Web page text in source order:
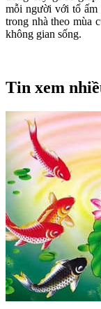
mỗi người với tổ ấm
trong nhà theo mùa
không gian sống.
Tin xem